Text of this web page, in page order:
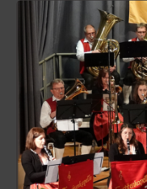
Zum Inhalt springen